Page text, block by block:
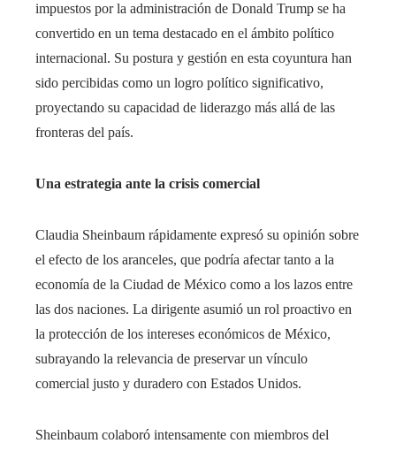
impuestos por la administración de Donald Trump se ha
convertido en un tema destacado en el ámbito político
internacional. Su postura y gestión en esta coyuntura han
sido percibidas como un logro político significativo,
proyectando su capacidad de liderazgo más allá de las
fronteras del país.
Una estrategia ante la crisis comercial
Claudia Sheinbaum rápidamente expresó su opinión sobre
el efecto de los aranceles, que podría afectar tanto a la
economía de la Ciudad de México como a los lazos entre
las dos naciones. La dirigente asumió un rol proactivo en
la protección de los intereses económicos de México,
subrayando la relevancia de preservar un vínculo
comercial justo y duradero con Estados Unidos.
Sheinbaum colaboró intensamente con miembros del